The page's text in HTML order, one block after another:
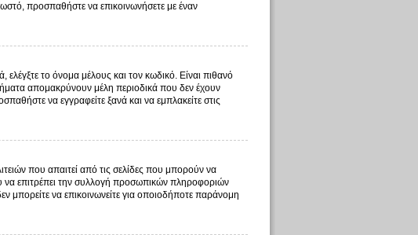
προσπαθήστε να επικοινωνήσετε με έναν
το όνομα μέλους και τον κωδικό. Είναι πιθανό
απομακρύνουν μέλη περιοδικά που δεν έχουν
να εγγραφείτε ξανά και να εμπλακείτε στις
που απαιτεί από τις σελίδες που μπορούν να
να επιτρέπει την συλλογή προσωπικών πληροφοριών
να επικοινωνείτε για οποιοδήποτε παράνομη